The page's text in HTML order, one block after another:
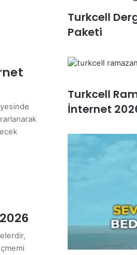
Turkcell
Paketi
Turkcell
İnternet